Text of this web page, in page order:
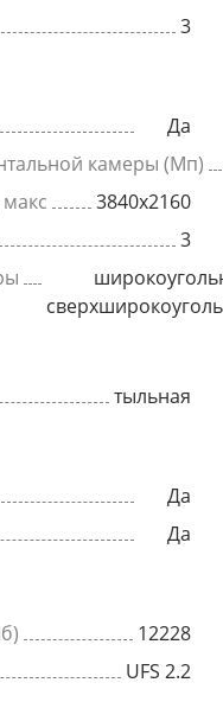
3
Да
камеры (Мп)
3840x2160
3
тыльная
Да
Да
12228
UFS 2.2